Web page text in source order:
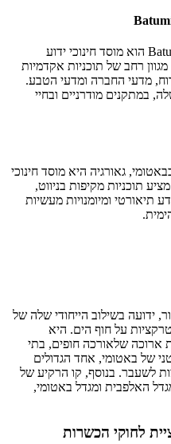
Batumi Shota Rustaveli State University הוא מוסד חינוכי ידוע
רחב של תוכניות אקדמיות
מדעי החברה ומדעי הטבע.
במתקנים מודרניים ובחיי
גאורגיה היא מוסד חינוכי
תוכניות מקיפות בניווט,
תיאורטי ומיומנויות מעשיות
ידועה בשילוב הייחודי שלה של
על חוף הים. היא
ארוכה שלאורכה חופים, בתי
של באטומי, אחד הגדולים
לשעבר. בנוסף, קו הרקיע של
האלפבית ומגדל באטומי,
לחוקי הכשרות